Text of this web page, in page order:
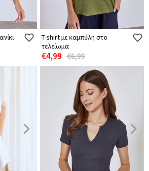
T-shirt με καμπύλη στο
τελείωμα
€4,99 €6,99